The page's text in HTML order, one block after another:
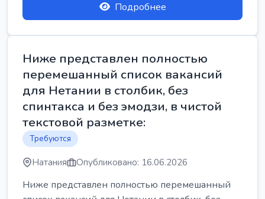
Подробнее
Ниже представлен полностью
перемешанный список вакансий
для Нетании в столбик, без
спинтакса и без эмодзи, в чистой
текстовой разметке:
Требуются
Натания Опубликовано: 16.06.2026
Ниже представлен полностью перемешанный